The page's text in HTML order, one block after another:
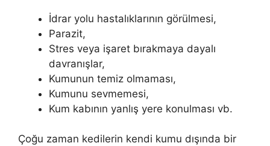
İdrar yolu hastalıklarının görülmesi,
Parazit,
Stres veya işaret bırakmaya dayalı
davranışlar,
Kumunun temiz olmaması,
Kumunu sevmemesi,
Kum kabının yanlış yere konulması vb.
Çoğu zaman kedilerin kendi kumu dışında bir